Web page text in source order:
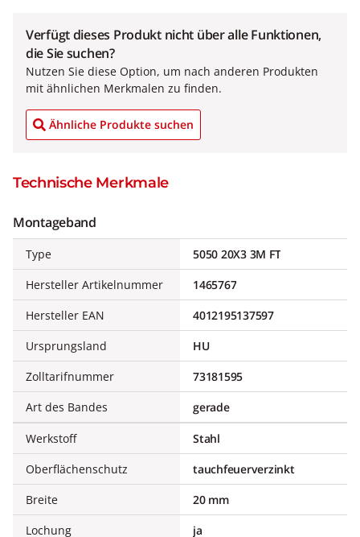
Verfügt dieses Produkt nicht über alle Funktionen,
die Sie suchen?
Nutzen Sie diese Option, um nach anderen Produkten
mit ähnlichen Merkmalen zu finden.
Ähnliche Produkte suchen
Technische Merkmale
Montageband
Type
5050 20X3 3M FT
Hersteller Artikelnummer
1465767
Hersteller EAN
4012195137597
Ursprungsland
HU
Zolltarifnummer
73181595
Art des Bandes
gerade
Werkstoff
Stahl
Oberflächenschutz
tauchfeuerverzinkt
Breite
20 mm
Lochung
ja